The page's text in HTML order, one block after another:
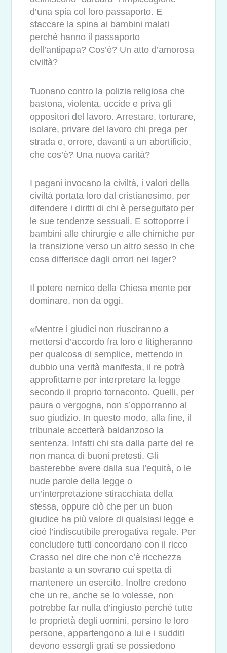
d’una spia col loro passaporto. E
staccare la spina ai bambini malati
perché hanno il passaporto
dell’antipapa? Cos’è? Un atto d’amorosa
civiltà?
Tuonano contro la polizia religiosa che
bastona, violenta, uccide e priva gli
oppositori del lavoro. Arrestare, torturare,
isolare, privare del lavoro chi prega per
strada e, orrore, davanti a un abortificio,
che cos’è? Una nuova carità?
I pagani invocano la civiltà, i valori della
civiltà portata loro dal cristianesimo, per
difendere i diritti di chi è perseguitato per
le sue tendenze sessuali. E sottoporre i
bambini alle chirurgie e alle chimiche per
la transizione verso un altro sesso in che
cosa differisce dagli orrori nei lager?
Il potere nemico della Chiesa mente per
dominare, non da oggi.
«Mentre i giudici non riusciranno a
mettersi d’accordo fra loro e litigheranno
per qualcosa di semplice, mettendo in
dubbio una verità manifesta, il re potrà
approfittarne per interpretare la legge
secondo il proprio tornaconto. Quelli, per
paura o vergogna, non s’opporranno al
suo giudizio. In questo modo, alla fine, il
tribunale accetterà baldanzoso la
sentenza. Infatti chi sta dalla parte del re
non manca di buoni pretesti. Gli
basterebbe avere dalla sua l’equità, o le
nude parole della legge o
un’interpretazione stiracchiata della
stessa, oppure ciò che per un buon
giudice ha più valore di qualsiasi legge e
cioè l’indiscutibile prerogativa regale. Per
concludere tutti concordano con il ricco
Crasso nel dire che non c’è ricchezza
bastante a un sovrano cui spetta di
mantenere un esercito. Inoltre credono
che un re, anche se lo volesse, non
potrebbe far nulla d’ingiusto perché tutte
le proprietà degli uomini, persino le loro
persone, appartengono a lui e i sudditi
devono essergli grati se possiedono